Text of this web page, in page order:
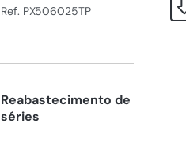
Ref. PX506025TP
Reabastecimento de
séries